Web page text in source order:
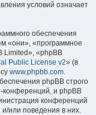
условий означает
обеспечения
«они», «программное
Limited», «phpBB
Public License v2» (в
www.phpbb.com.
phpBB строго
конференций, и phpBB
конференций
и/или поведения в них.